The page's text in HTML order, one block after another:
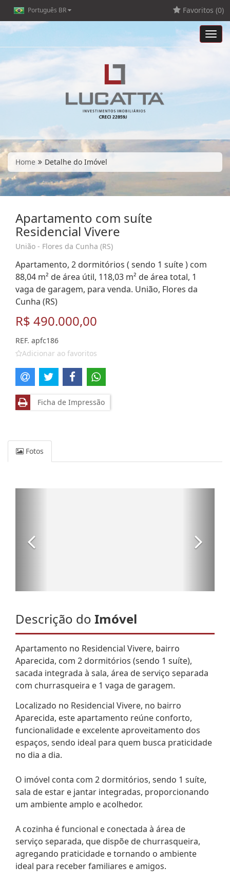
Português BR Favoritos (0)
Home Detalhe do Imóvel
Apartamento com suíte
Residencial Vivere
União - Flores da Cunha (RS)
Apartamento, 2 dormitórios ( sendo 1 suíte ) com
88,04 m² de área útil, 118,03 m² de área total, 1
vaga de garagem, para venda. União, Flores da
Cunha (RS)
R$ 490.000,00
REF. apfc186
Adicionar ao favoritos
Ficha de Impressão
Fotos
Descrição do Imóvel
Apartamento no Residencial Vivere, bairro
Aparecida, com 2 dormitórios (sendo 1 suíte),
sacada integrada à sala, área de serviço separada
com churrasqueira e 1 vaga de garagem.
Localizado no Residencial Vivere, no bairro
Aparecida, este apartamento reúne conforto,
funcionalidade e excelente aproveitamento dos
espaços, sendo ideal para quem busca praticidade
no dia a dia.
O imóvel conta com 2 dormitórios, sendo 1 suíte,
sala de estar e jantar integradas, proporcionando
um ambiente amplo e acolhedor.
A cozinha é funcional e conectada à área de
serviço separada, que dispõe de churrasqueira,
agregando praticidade e tornando o ambiente
ideal para receber familiares e amigos.